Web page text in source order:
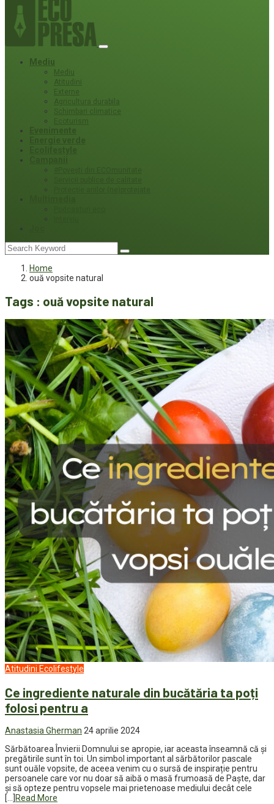
Mediu
Mediu
Atitudini
Externe
Agricultura durabila
Schimbari climatice
Ecoturism
Home
ouă vopsite natural
Tags : ouă vopsite natural
Atitudini Ecolifestyle
Ce ingrediente naturale din bucătăria ta poți
folosi pentru a
Anastasia Gherman 24 aprilie 2024
Sărbătoarea Învierii Domnului se apropie, iar aceasta înseamnă că și
pregătirile sunt în toi. Un simbol important al sărbătorilor pascale
sunt ouăle vopsite, de aceea venim cu o sursă de inspirație pentru
persoanele care vor nu doar să aibă o masă frumoasă de Paște, dar
și să opteze pentru vopsele mai prietenoase mediului decât cele
[…] Read More